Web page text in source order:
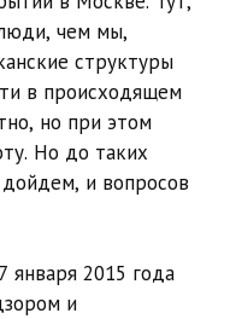
чем мы,
структуры
в происходящем
но при этом
Но до таких
и вопросов
2015 года
и